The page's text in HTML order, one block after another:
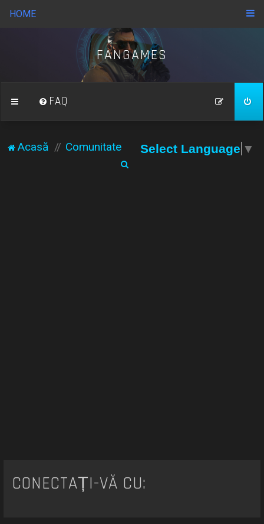
HOME
FANGAMES
FAQ
Acasă Comunitate Select Language ▼
CONECTAȚI-VĂ CU: